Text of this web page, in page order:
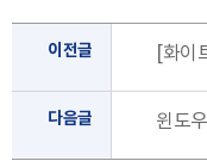
이전글
다음글 윈도